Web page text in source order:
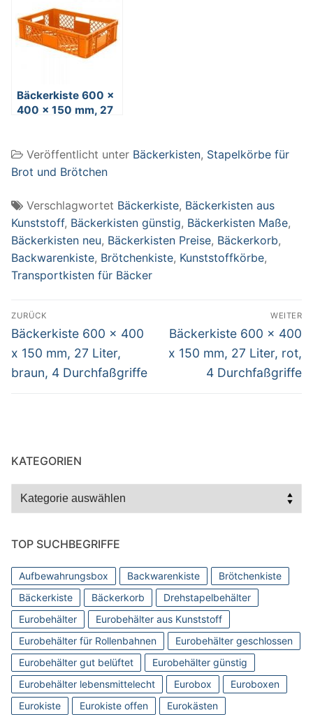
Bäckerkiste 600 x
400 x 150 mm, 27
Veröffentlicht unter Bäckerkisten, Stapelkörbe für
Brot und Brötchen
Verschlagwortet Bäckerkiste, Bäckerkisten aus
Kunststoff, Bäckerkisten günstig, Bäckerkisten Maße,
Bäckerkisten neu, Bäckerkisten Preise, Bäckerkorb,
Backwarenkiste, Brötchenkiste, Kunststoffkörbe,
Transportkisten für Bäcker
Beitragsnavigation
ZURÜCK
Vorheriger
Beitrag:
Bäckerkiste 600 x 400
x 150 mm, 27 Liter,
braun, 4 Durchfaßgriffe
WEITER
Nächster
Beitrag:
Bäckerkiste 600 x 400
x 150 mm, 27 Liter, rot,
4 Durchfaßgriffe
KATEGORIEN
Kategorien
TOP SUCHBEGRIFFE
Aufbewahrungsbox Backwarenkiste
Brötchenkiste
Bäckerkiste
Bäckerkorb
Drehstapelbehälter
Eurobehälter
Eurobehälter aus Kunststoff
Eurobehälter für Rollenbahnen
Eurobehälter geschlossen
Eurobehälter gut belüftet
Eurobehälter günstig
Eurobehälter lebensmittelecht
Eurobox
Euroboxen
Eurokiste
Eurokiste offen
Eurokästen